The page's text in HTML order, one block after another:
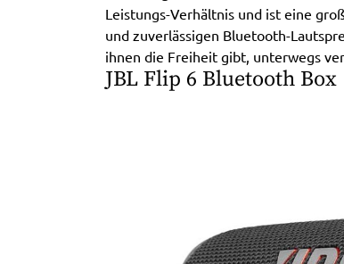
Leistungs-Verhältnis und ist eine
und zuverlässigen Bluetooth-
ihnen die Freiheit gibt, unterwegs
JBL Flip 6 Bluetooth Box